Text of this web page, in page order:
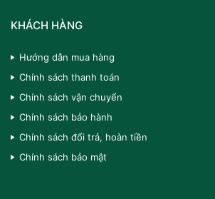
KHÁCH HÀNG
Hướng dẫn mua hàng
Chính sách thanh toán
Chính sách vận chuyển
Chính sách bảo hành
Chính sách đổi trả, hoàn tiền
Chính sách bảo mật